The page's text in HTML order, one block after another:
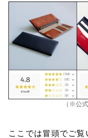
（※公
ここでは冒頭でご覧